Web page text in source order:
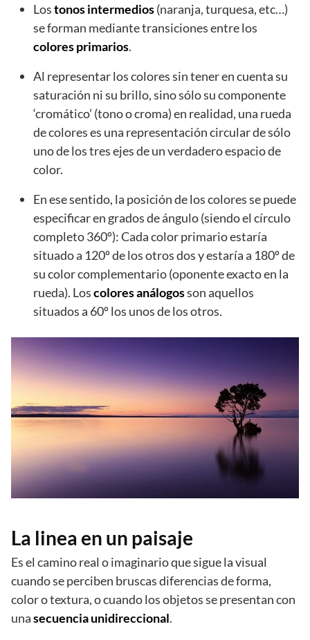
Lostonos intermedios(naranja, turquesa, etc…)
se forman mediante transiciones entre los
colores primarios.
Al representar los colores sin tener en cuenta su
saturación ni su brillo, sino sólo su componente
‘cromático’ (tono o croma) en realidad, una rueda
de colores es una representación circular de sólo
uno de los tres ejes de un verdadero espacio de
color.
En ese sentido, la posición de los colores se puede
especificar en grados de ángulo (siendo el círculo
completo 360º): Cada color primario estaría
situado a 120º de los otros dos y estaría a 180º de
su color complementario (oponente exacto en la
rueda). Loscolores análogosson aquellos
situados a 60º los unos de los otros.
La linea en un paisaje
Es el camino real o imaginario que sigue la visual
cuando se perciben bruscas diferencias de forma,
color o textura, o cuando los objetos se presentan con
unasecuencia unidireccional.